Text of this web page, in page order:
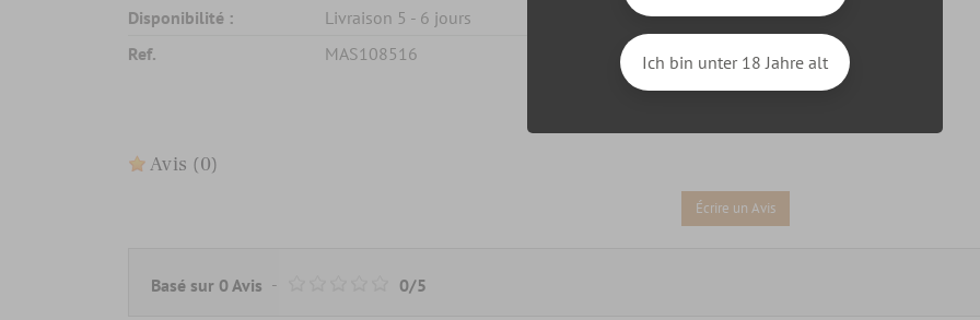
Disponibilité :
Livraison 5 - 6 jours
Ref.
MAS108516
Avis (0)
Écrire un Avis
Basé sur 0Avis - 0/5
Ich bin unter 18 Jahre alt